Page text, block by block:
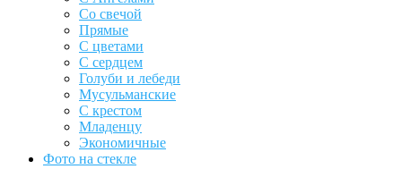
Со свечой
Прямые
С цветами
С сердцем
Голуби и лебеди
Мусульманские
С крестом
Младенцу
Экономичные
Фото на стекле